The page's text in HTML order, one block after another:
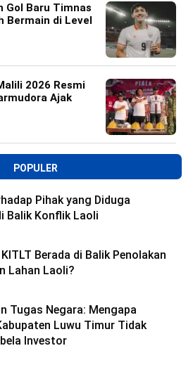
Gol Baru Timnas
Bermain di Level
2026 Resmi
Ajak
POPULER
Pihak yang Diduga
Balik Konflik Laoli
Berada di Balik Penolakan
Lahan Laoli?
Tugas Negara: Mengapa
Luwu Timur Tidak
Investor